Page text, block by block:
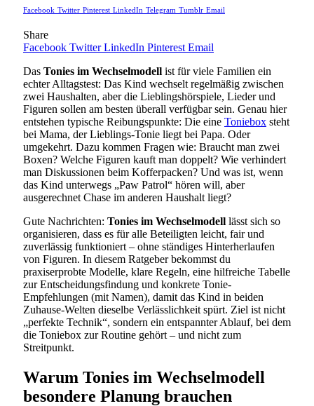
Facebook Twitter Pinterest LinkedIn Telegram Tumblr Email
Share
Facebook Twitter LinkedIn Pinterest Email
Das Tonies im Wechselmodell ist für viele Familien ein
echter Alltagstest: Das Kind wechselt regelmäßig zwischen
zwei Haushalten, aber die Lieblingshörspiele, Lieder und
Figuren sollen am besten überall verfügbar sein. Genau hier
entstehen typische Reibungspunkte: Die eine Toniebox steht
bei Mama, der Lieblings-Tonie liegt bei Papa. Oder
umgekehrt. Dazu kommen Fragen wie: Braucht man zwei
Boxen? Welche Figuren kauft man doppelt? Wie verhindert
man Diskussionen beim Kofferpacken? Und was ist, wenn
das Kind unterwegs „Paw Patrol“ hören will, aber
ausgerechnet Chase im anderen Haushalt liegt?
Gute Nachrichten: Tonies im Wechselmodell lässt sich so
organisieren, dass es für alle Beteiligten leicht, fair und
zuverlässig funktioniert – ohne ständiges Hinterherlaufen
von Figuren. In diesem Ratgeber bekommst du
praxiserprobte Modelle, klare Regeln, eine hilfreiche Tabelle
zur Entscheidungsfindung und konkrete Tonie-
Empfehlungen (mit Namen), damit das Kind in beiden
Zuhause-Welten dieselbe Verlässlichkeit spürt. Ziel ist nicht
„perfekte Technik“, sondern ein entspannter Ablauf, bei dem
die Toniebox zur Routine gehört – und nicht zum
Streitpunkt.
Warum Tonies im Wechselmodell
besondere Planung brauchen